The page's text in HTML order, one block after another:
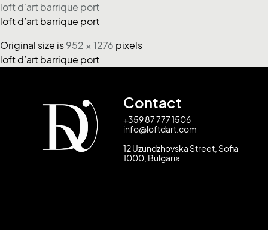
loft d'art barrique port
loft d’art barrique port
Original size is 952 × 1276 pixels
loft d’art barrique port
Contact
+359 87 777 1506
info@loftdart.com
12 Uzundzhovska Street, Sofia
1000, Bulgaria